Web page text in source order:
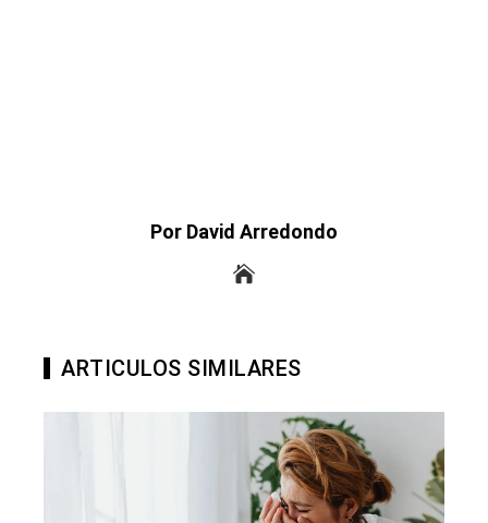
Por David Arredondo
ARTICULOS SIMILARES